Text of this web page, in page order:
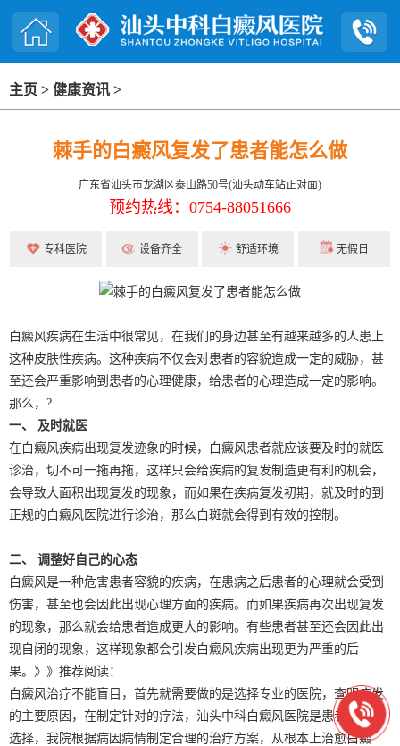
主页 > 健康资讯 >
棘手的白癜风复发了患者能怎么做
广东省汕头市龙湖区泰山路50号(汕头动车站正对面)
预约热线：0754-88051666
专科医院 设备齐全 舒适环境 无假日
白癜风疾病在生活中很常见，在我们的身边甚至有越来越多的人患上
这种皮肤性疾病。这种疾病不仅会对患者的容貌造成一定的威胁，甚
至还会严重影响到患者的心理健康，给患者的心理造成一定的影响。
那么，?
一、 及时就医
在白癜风疾病出现复发迹象的时候，白癜风患者就应该要及时的就医
诊治，切不可一拖再拖，这样只会给疾病的复发制造更有利的机会，
会导致大面积出现复发的现象，而如果在疾病复发初期，就及时的到
正规的白癜风医院进行诊治，那么白斑就会得到有效的控制。
二、 调整好自己的心态
白癜风是一种危害患者容貌的疾病，在患病之后患者的心理就会受到
伤害，甚至也会因此出现心理方面的疾病。而如果疾病再次出现复发
的现象，那么就会给患者造成更大的影响。有些患者甚至还会因此出
现自闭的现象，这样现象都会引发白癜风疾病出现更为严重的后
果。》》推荐阅读：
白癜风治疗不能盲目，首先就需要做的是选择专业的医院，查明病发
的主要原因，在制定针对的疗法，汕头中科白癜风医院是患者较好的
选择，我院根据病因病情制定合理的治疗方案，从根本上治愈白癜